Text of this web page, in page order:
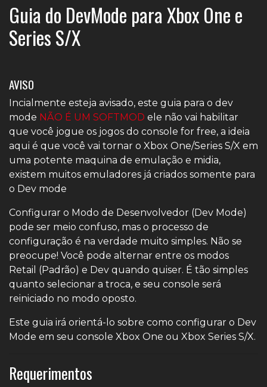
Guia do DevMode para Xbox One e
Series S/X
AVISO
Incialmente esteja avisado, este guia para o dev
mode NÃO É UM SOFTMOD ele não vai habilitar
que você jogue os jogos do console for free, a ideia
aqui é que você vai tornar o Xbox One/Series S/X em
uma potente maquina de emulação e midia,
existem muitos emuladores já criados somente para
o Dev mode
Configurar o Modo de Desenvolvedor (Dev Mode)
pode ser meio confuso, mas o processo de
configuração é na verdade muito simples. Não se
preocupe! Você pode alternar entre os modos
Retail (Padrão) e Dev quando quiser. É tão simples
quanto selecionar a troca, e seu console será
reiniciado no modo oposto.
Este guia irá orientá-lo sobre como configurar o Dev
Mode em seu console Xbox One ou Xbox Series S/X.
Requerimentos